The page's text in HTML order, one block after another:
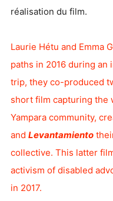
réalisation du film.
Laurie Hétu and Emma
paths in 2016 during
trip, they co-produced
short film capturing the
Yampara community,
and Levantamiento
collective. This latter
activism of disabled
in 2017.